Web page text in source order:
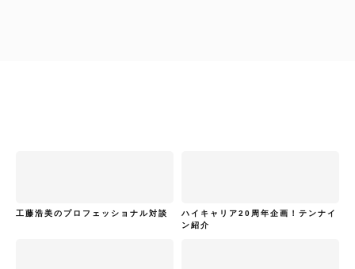
工藤浩美のプロフェッショナル対談
ハイキャリア20周年企画！テンナイ
ン紹介